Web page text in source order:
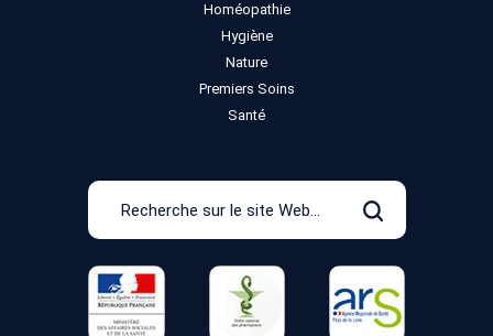
Homéopathie
Hygiène
Nature
Premiers Soins
Santé
Recherche
le
site
Web
Rechercher